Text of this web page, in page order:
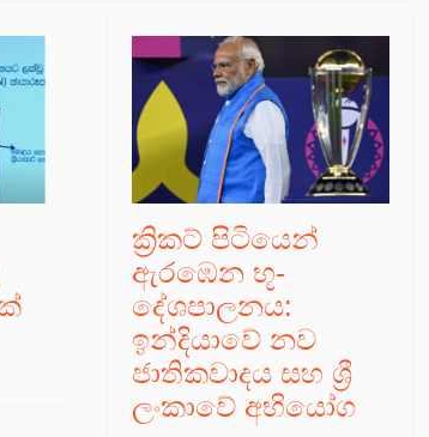
ක්‍රිකට් පිටියෙන්
ඇරඹෙන භූ-
දේශපාලනය:
ඉන්දියාවේ නව
ජාතිකවාදය සහ ශ්‍රී
ලංකාවේ අභියෝග